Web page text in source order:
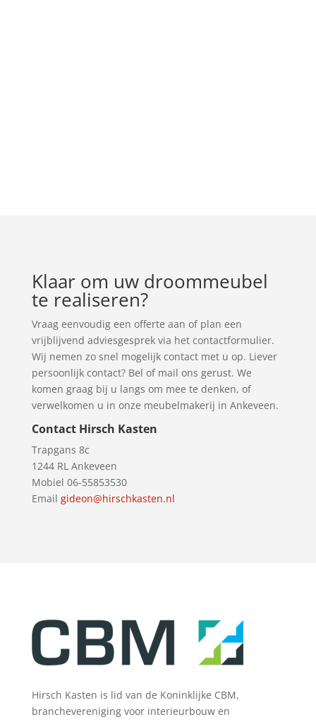
Klaar om uw droommeubel
te realiseren?
Vraag eenvoudig een offerte aan of plan een
vrijblijvend adviesgesprek via het contactformulier.
Wij nemen zo snel mogelijk contact met u op. Liever
persoonlijk contact? Bel of mail ons gerust. We
komen graag bij u langs om mee te denken, of
verwelkomen u in onze meubelmakerij in Ankeveen.
Contact Hirsch Kasten
Trapgans 8c
1244 RL Ankeveen
Mobiel 06-55853530
Email gideon@hirschkasten.nl
Hirsch Kasten is lid van de Koninklijke CBM,
branchevereniging voor interieurbouw en